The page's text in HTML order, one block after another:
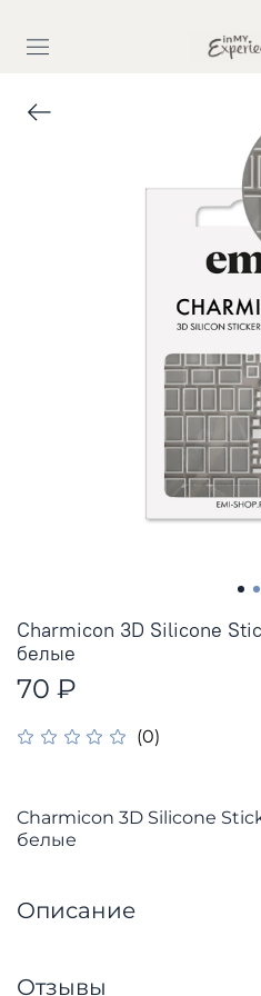
(0)
Charmicon 3D Silicone
белые
70 ₽
Charmicon 3D Silicone
белые
Описание
Отзывы